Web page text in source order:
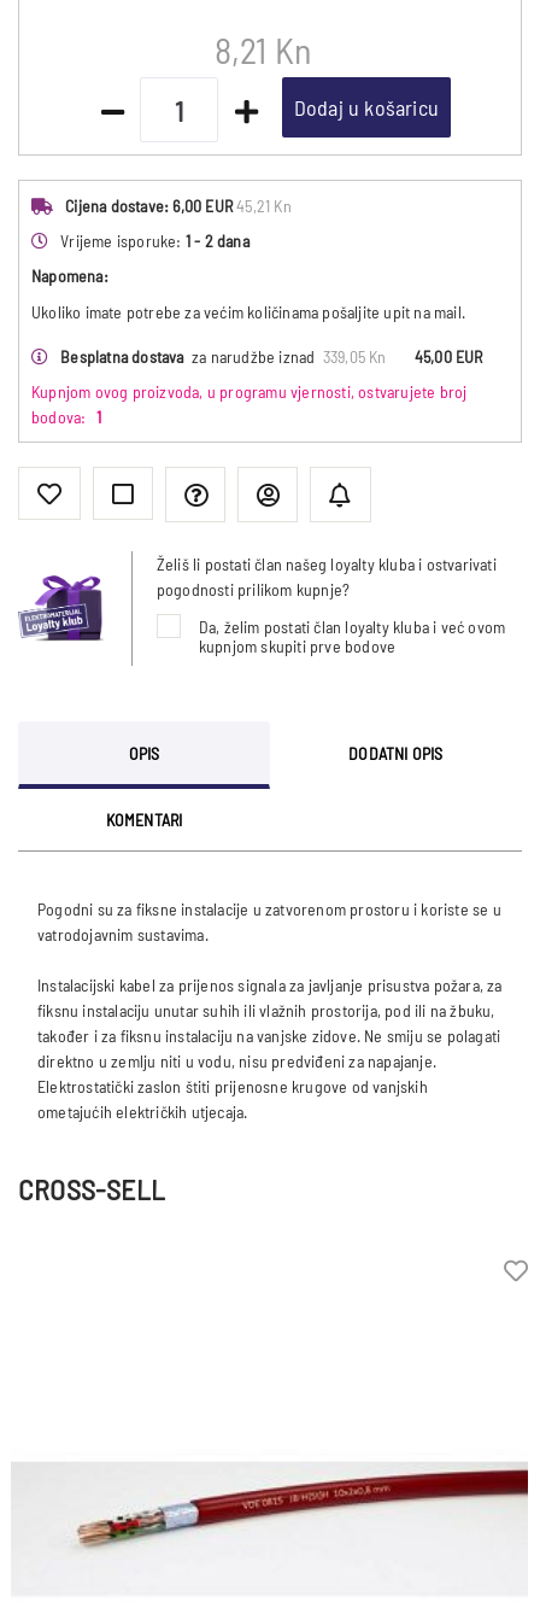
8,21 Kn
Dodaj u košaricu
Cijena dostave:6,00 EUR45,21 Kn
Vrijeme isporuke: 1 - 2 dana
Napomena:
Ukoliko imate potrebe za većim količinama pošaljite upit na mail.
Besplatna dostavaza narudžbe iznad 339,05 Kn
45,00 EUR
Kupnjom ovog proizvoda, u programu vjernosti, ostvarujete broj
bodova: 1
Želiš li postati član našeg loyalty kluba i ostvarivati
pogodnosti prilikom kupnje?
Da, želim postati član loyalty kluba i već ovom
kupnjom skupiti prve bodove
OPIS DODATNI OPIS
KOMENTARI
Pogodni su za fiksne instalacije u zatvorenom prostoru i koriste se u
vatrodojavnim sustavima.
Instalacijski kabel za prijenos signala za javljanje prisustva požara, za
fiksnu instalaciju unutar suhih ili vlažnih prostorija, pod ili na žbuku,
također i za fiksnu instalaciju na vanjske zidove. Ne smiju se polagati
direktno u zemlju niti u vodu, nisu predviđeni za napajanje.
Elektrostatički zaslon štiti prijenosne krugove od vanjskih
CROSS-SELL